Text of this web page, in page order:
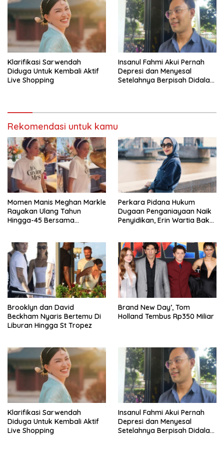
Klarifikasi Sarwendah
Diduga Untuk Kembali Aktif
Live Shopping
Insanul Fahmi Akui Pernah
Depresi dan Menyesal
Setelahnya Berpisah Didalam
Rekomendasi untuk kamu
Momen Manis Meghan Markle
Rayakan Ulang Tahun
Hingga-45 Bersama
Perkara Pidana Hukum
Dugaan Penganiayaan Naik
Penyidikan, Erin Wartia Bakal
Brooklyn dan David
Beckham Nyaris Bertemu Di
Liburan Hingga St Tropez
Brand New Day’, Tom
Holland Tembus Rp350 Miliar
Klarifikasi Sarwendah
Diduga Untuk Kembali Aktif
Live Shopping
Insanul Fahmi Akui Pernah
Depresi dan Menyesal
Setelahnya Berpisah Didalam